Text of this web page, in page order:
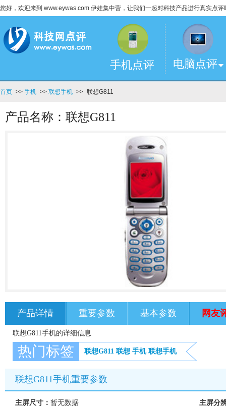
您好，欢迎来到 www.eywas.com 伊娃集中营，让我们一起对科技产品进行真实点评
手机点评 电脑点评
首页 >> 手机 >> 联想手机 >> 联想G811
产品名称：联想G811
产品详情 重要参数 基本参数 网友
联想G811手机的详细信息
热门标签 联想G811 联想 手机 联想手机
联想G811手机重要参数
主屏尺寸： 暂无数据
主屏分